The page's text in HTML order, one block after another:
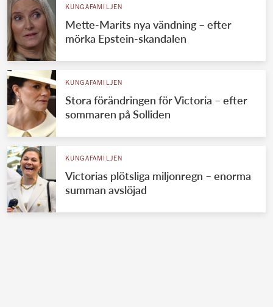
KUNGAFAMILJEN
Mette-Marits nya vändning – efter
mörka Epstein-skandalen
KUNGAFAMILJEN
Stora förändringen för Victoria – efter
sommaren på Solliden
KUNGAFAMILJEN
Victorias plötsliga miljonregn – enorma
summan avslöjad